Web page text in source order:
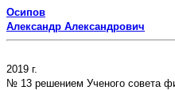
Осипов
Александр Александрович
2019 г.
№ 13 решением Ученого совета